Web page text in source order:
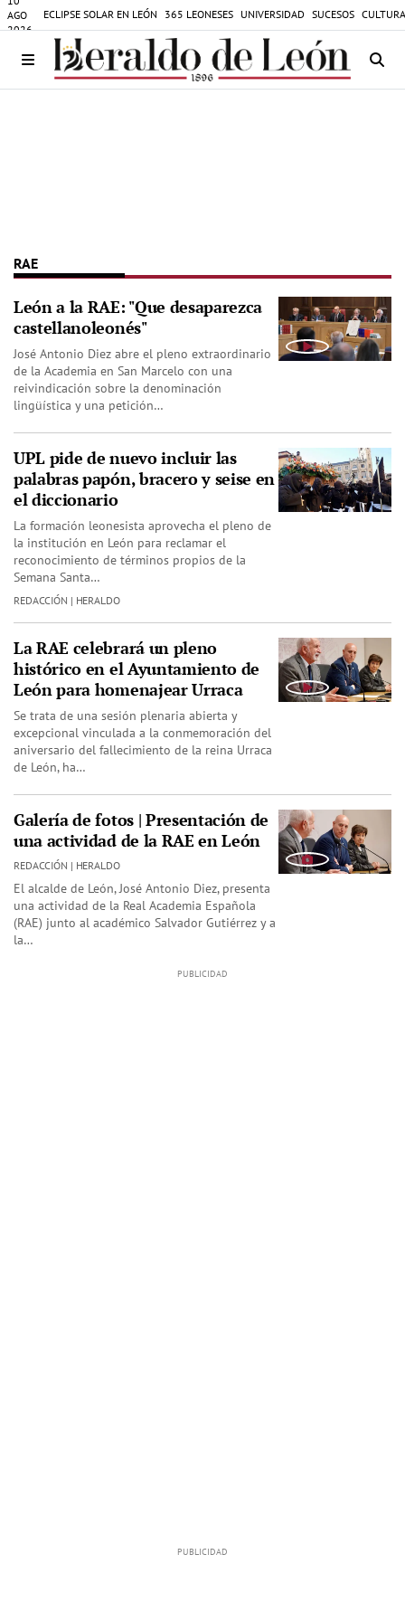
AGO
2026
ECLIPSE SOLAR EN LEÓN 365 LEONESES UNIVERSIDAD SUCESOS
RAE
León a la RAE: "Que desaparezca
castellanoleonés"
José Antonio Diez abre el pleno extraordinario
de la Academia en San Marcelo con una
reivindicación sobre la denominación
lingüística y una petición…
UPL pide de nuevo incluir las
palabras papón, bracero y seise en
el diccionario
La formación leonesista aprovecha el pleno de
la institución en León para reclamar el
reconocimiento de términos propios de la
Semana Santa…
REDACCIÓN | HERALDO
La RAE celebrará un pleno
histórico en el Ayuntamiento de
León para homenajear Urraca
Se trata de una sesión plenaria abierta y
excepcional vinculada a la conmemoración del
aniversario del fallecimiento de la reina Urraca
de León, ha…
Galería de fotos | Presentación de
una actividad de la RAE en León
REDACCIÓN | HERALDO
El alcalde de León, José Antonio Diez, presenta
una actividad de la Real Academia Española
(RAE) junto al académico Salvador Gutiérrez y a
la…